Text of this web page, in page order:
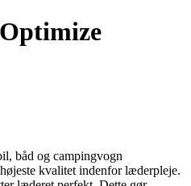
båd og campingvogn
kvalitet indenfor læderpleje.